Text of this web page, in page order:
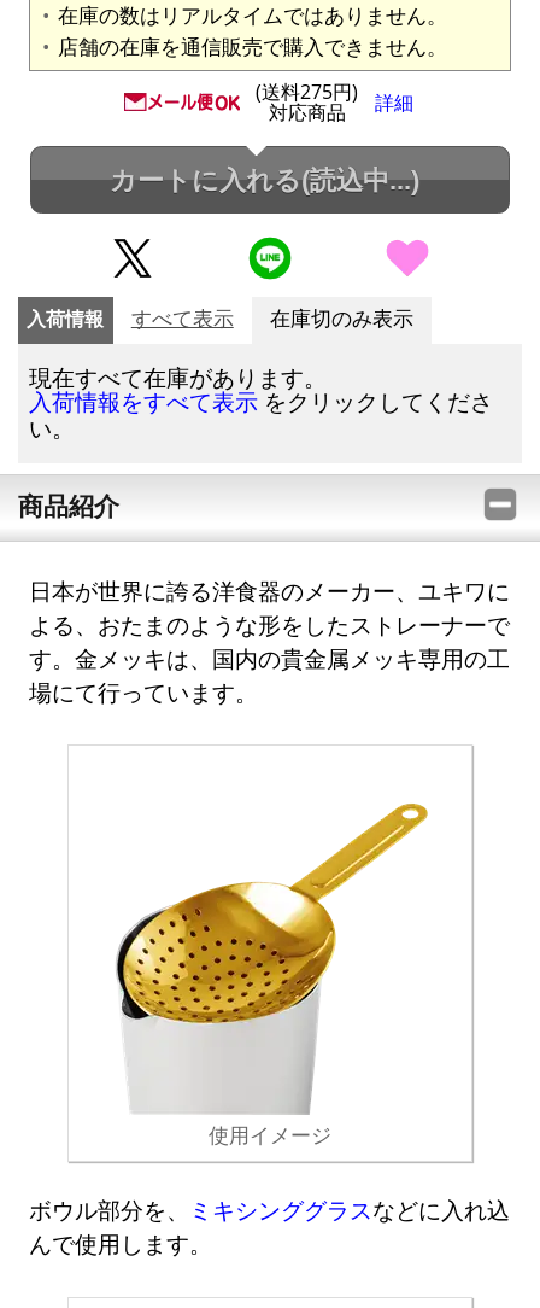
在庫の数はリアルタイムではありません。
店舗の在庫を通信販売で購入できません。
(送料275円)
対応商品 詳細
カートに入れる(読込中...)
入荷情報 すべて表示 在庫切のみ表示
現在すべて在庫があります。
入荷情報をすべて表示 をクリックしてくださ
い。
商品紹介
日本が世界に誇る洋食器のメーカー、ユキワに
よる、おたまのような形をしたストレーナーで
す。金メッキは、国内の貴金属メッキ専用の工
場にて行っています。
使用イメージ
ボウル部分を、 ミキシンググラスなどに入れ込
んで使用します。